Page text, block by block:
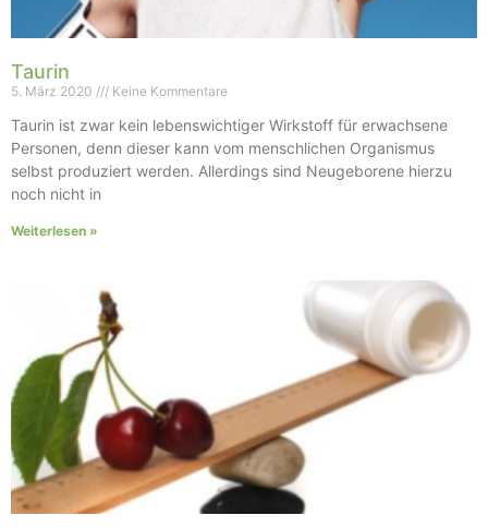
Taurin
5. März 2020 Keine Kommentare
Taurin ist zwar kein lebenswichtiger Wirkstoff für erwachsene
Personen, denn dieser kann vom menschlichen Organismus
selbst produziert werden. Allerdings sind Neugeborene hierzu
noch nicht in
Weiterlesen »